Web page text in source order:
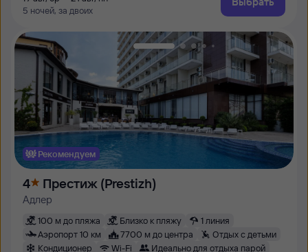
5 ночей, за двоих
Рекомендуем
4 Престиж (Prestizh)
Адлер
100 м до пляжа Близко к пляжу
1 линия
Аэропорт 10 км
7700 м до центра
Отдых с детьми
Кондиционер
Wi-Fi Идеально для отдыха парой